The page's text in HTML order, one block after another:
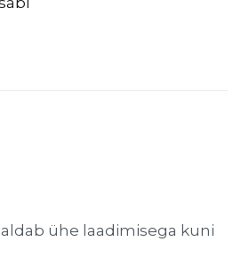
ühe laadimisega kuni